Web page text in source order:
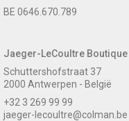
BE 0646.670.789
Jaeger-LeCoultre Boutique
Schuttershofstraat 37
2000 Antwerpen - België
+32 3 269 99 99
jaeger-lecoultre@colman.be